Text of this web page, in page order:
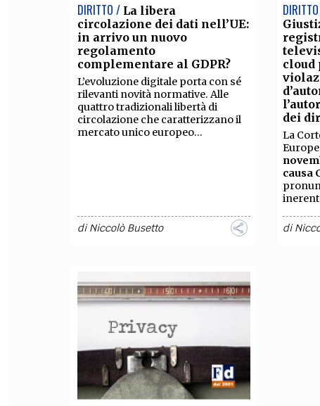
DIRITTO / La libera
circolazione dei dati nell’UE:
in arrivo un nuovo
regolamento
complementare al GDPR?
L’evoluzione digitale porta con sé
rilevanti novità normative. Alle
quattro tradizionali libertà di
circolazione che caratterizzano il
mercato unico europeo...
diNiccolò Busetto
cloud
dei
La
causa
di